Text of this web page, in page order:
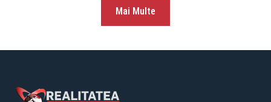
Mai Multe